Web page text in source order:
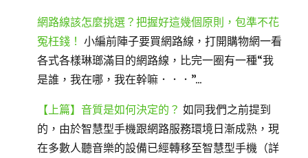
網路線該怎麼挑選？把握好這幾個原則，包準不花
冤枉錢！ 小編前陣子要買網路線，打開購物網一看
各式各樣琳瑯滿目的網路線，比完一圈有一種“我
是誰，我在哪，我在幹嘛．．．”...
【上篇】音質是如何決定的？ 如同我們之前提到
的，由於智慧型手機跟網路服務環境日漸成熟，現
在多數人聽音樂的設備已經轉移至智慧型手機（詳